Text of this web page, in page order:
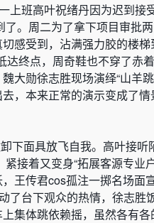
上班高叶祝绪丹因为迟到接
了。周二为了拿下项目审批
感受到，沾满强力胶的楼
终点，周奇鞋也不穿了赤
大勋徐志胜现场演绎“山羊
，本来正常的演示变成了
下面具放飞自我。 高叶接听
接着又变身“拓展客源专业
王传君cos孤注一掷名场面
了台下观众的热情，徐志胜
集体跳依赖摇，虽然各有各